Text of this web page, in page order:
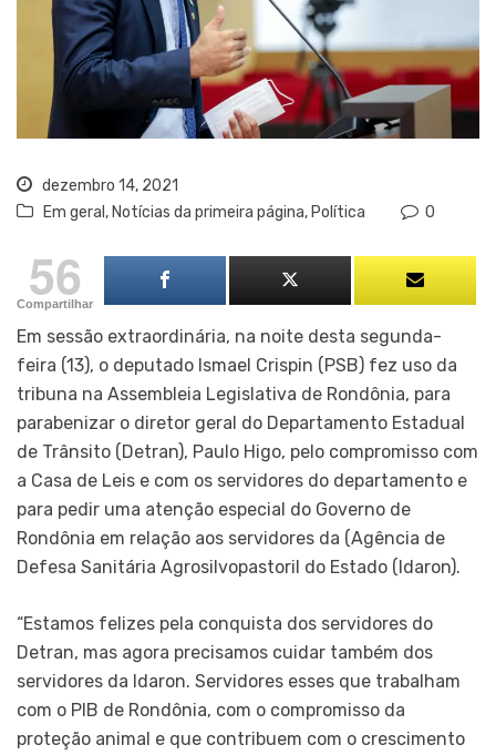
dezembro 14, 2021
Em geral , Notícias da primeira página, Política 0
56
Compartilhar
Em sessão extraordinária, na noite desta segunda-
feira (13), o deputado Ismael Crispin (PSB) fez uso da
tribuna na Assembleia Legislativa de Rondônia, para
parabenizar o diretor geral do Departamento Estadual
de Trânsito (Detran), Paulo Higo, pelo compromisso com
a Casa de Leis e com os servidores do departamento e
para pedir uma atenção especial do Governo de
Rondônia em relação aos servidores da (Agência de
Defesa Sanitária Agrosilvopastoril do Estado (Idaron).
“Estamos felizes pela conquista dos servidores do
Detran, mas agora precisamos cuidar também dos
servidores da Idaron. Servidores esses que trabalham
com o PIB de Rondônia, com o compromisso da
proteção animal e que contribuem com o crescimento